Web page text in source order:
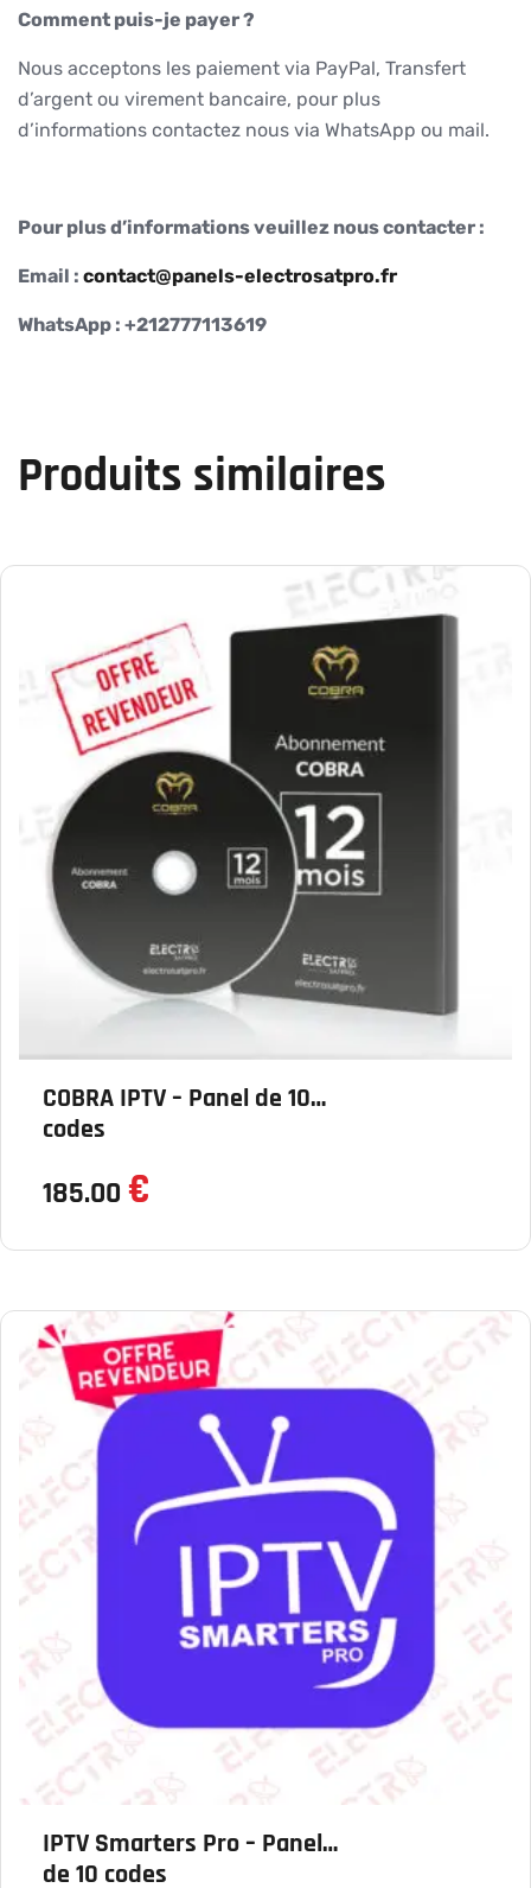
Comment puis-je payer ?
Nous acceptons les paiement via PayPal, Transfert
d’argent ou virement bancaire, pour plus
d’informations contactez nous via WhatsApp ou mail.
Pour plus d’informations veuillez nous contacter :
Email : contact@panels-electrosatpro.fr
WhatsApp : +212777113619
Produits similaires
COBRA IPTV – Panel de 10
codes
185.00 €
IPTV Smarters Pro – Panel
de 10 codes